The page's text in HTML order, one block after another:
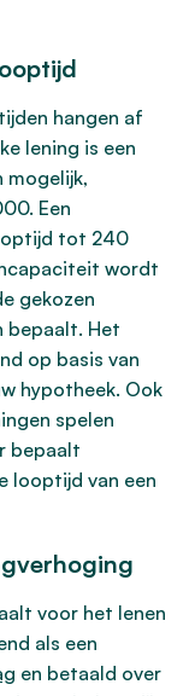
hangen af
lening is een
mogelijk,
Een
tot 240
wordt
gekozen
bepaalt. Het
op basis van
hypotheek. Ook
spelen
bepaalt
looptijd van een
voor het lenen
als een
en betaald over